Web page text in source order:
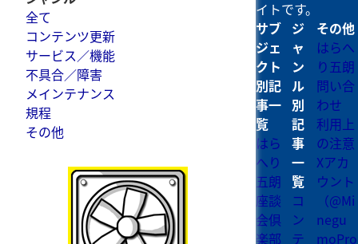
全て
コンテンツ更新
サービス／機能
不具合／障害
メインテナンス
規程
その他
イトです。
サブ
ジェ
クト
別記
事一
覧
はら
へり
五朗
座談
会倶
楽部
ジ
ャ
ン
ル
別
記
事
一
覧
コ
ン
テ
その他
はらへ
り五朗
問い合
わせ
利用上
の注意
Xアカ
ウント
（@Mi
negu
moPro